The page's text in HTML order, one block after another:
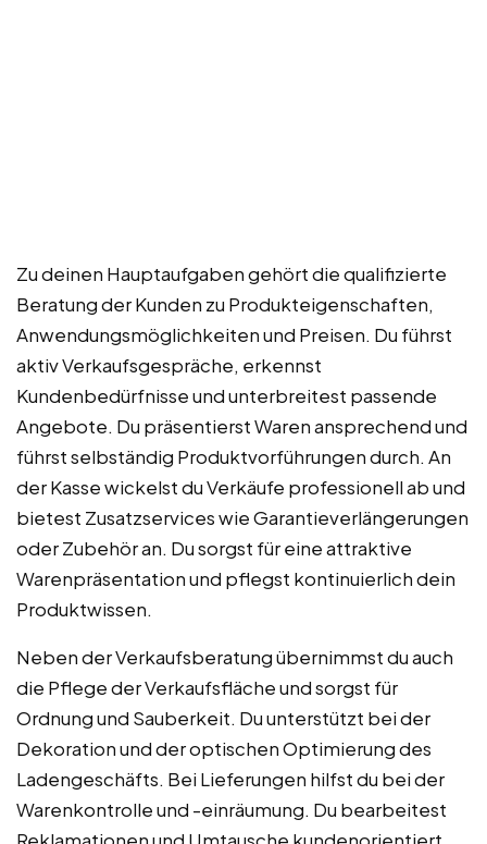
Zu deinen Hauptaufgaben gehört die qualifizierte
Beratung der Kunden zu Produkteigenschaften,
Anwendungsmöglichkeiten und Preisen. Du führst
aktiv Verkaufsgespräche, erkennst
Kundenbedürfnisse und unterbreitest passende
Angebote. Du präsentierst Waren ansprechend und
führst selbständig Produktvorführungen durch. An
der Kasse wickelst du Verkäufe professionell ab und
bietest Zusatzservices wie Garantieverlängerungen
oder Zubehör an. Du sorgst für eine attraktive
Warenpräsentation und pflegst kontinuierlich dein
Produktwissen.
Neben der Verkaufsberatung übernimmst du auch
die Pflege der Verkaufsfläche und sorgst für
Ordnung und Sauberkeit. Du unterstützt bei der
Dekoration und der optischen Optimierung des
Ladengeschäfts. Bei Lieferungen hilfst du bei der
Warenkontrolle und -einräumung. Du bearbeitest